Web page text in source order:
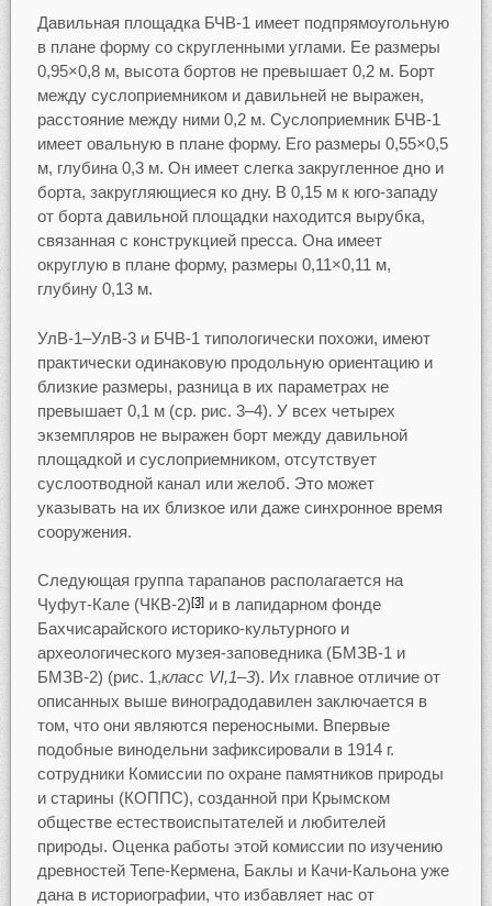
Давильная площадка БЧВ-1 имеет подпрямоугольную
в плане форму со скругленными углами. Ее размеры
0,95×0,8 м, высота бортов не превышает 0,2 м. Борт
между суслоприемником и давильней не выражен,
расстояние между ними 0,2 м. Суслоприемник БЧВ-1
имеет овальную в плане форму. Его размеры 0,55×0,5
м, глубина 0,3 м. Он имеет слегка закругленное дно и
борта, закругляющиеся ко дну. В 0,15 м к юго-западу
от борта давильной площадки находится вырубка,
связанная с конструкцией пресса. Она имеет
округлую в плане форму, размеры 0,11×0,11 м,
глубину 0,13 м.
УлВ-1–УлВ-3 и БЧВ-1 типологически похожи, имеют
практически одинаковую продольную ориентацию и
близкие размеры, разница в их параметрах не
превышает 0,1 м (ср. рис. 3–4). У всех четырех
экземпляров не выражен борт между давильной
площадкой и суслоприемником, отсутствует
суслоотводной канал или желоб. Это может
указывать на их близкое или даже синхронное время
сооружения.
Следующая группа тарапанов располагается на
Чуфут-Кале (ЧКВ-2)[3]и в лапидарном фонде
Бахчисарайского историко-культурного и
археологического музея-заповедника (БМЗВ-1 и
БМЗВ-2) (рис. 1,класс VI,1–3). Их главное отличие от
описанных выше виноградодавилен заключается в
том, что они являются переносными. Впервые
подобные винодельни зафиксировали в 1914 г.
сотрудники Комиссии по охране памятников природы
и старины (КОППС), созданной при Крымском
обществе естествоиспытателей и любителей
природы. Оценка работы этой комиссии по изучению
древностей Тепе-Кермена, Баклы и Качи-Кальона уже
дана в историографии, что избавляет нас от